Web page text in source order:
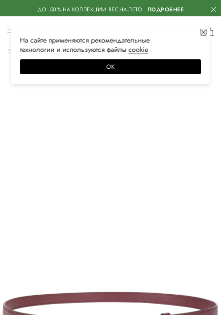
ДО -50% НА КОЛЛЕКЦИИ ВЕСНА-ЛЕТО ПОДРОБНЕЕ
Главная Женская Аксессуары Ремни
На сайте применяются рекомендательные
технологии и используются файлысооkiе
ОК